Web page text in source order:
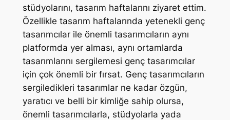
stüdyolarını, tasarım haftalarını ziyaret ettim.
Özellikle tasarım haftalarında yetenekli genç
tasarımcılar ile önemli tasarımcıların aynı
platformda yer alması, aynı ortamlarda
tasarımlarını sergilemesi genç tasarımcılar
için çok önemli bir fırsat. Genç tasarımcıların
sergiledikleri tasarımlar ne kadar özgün,
yaratıcı ve belli bir kimliğe sahip olursa,
önemli tasarımcılarla, stüdyolarla yada